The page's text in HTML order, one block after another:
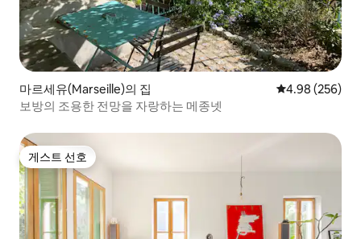
마르세유(Marseille)의 집 평점 4.98점(5
4.98 (256)
보방의 조용한 전망을 자랑하는 메종넷
게스트 선호
게스트 선호